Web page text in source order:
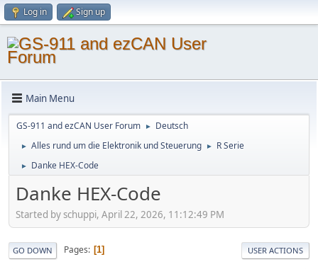
Log in Sign up
Main Menu
GS-911 and ezCAN User Forum ► Deutsch
► Alles rund um die Elektronik und Steuerung ► R Serie
► Danke HEX-Code
Danke HEX-Code
Started by schuppi, April 22, 2026, 11:12:49 PM
GO DOWN Pages 1 USER ACTIONS